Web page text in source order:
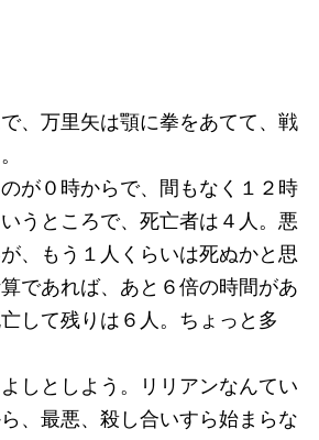
、万里矢は顎に拳をあてて、戦
が０時からで、間もなく１２時
うところで、死亡者は４人。悪
、もう１人くらいは死ぬかと思
であれば、あと６倍の時間があ
して残りは６人。ちょっと多
しとしよう。リリアンなんてい
、最悪、殺し合いすら始まらな